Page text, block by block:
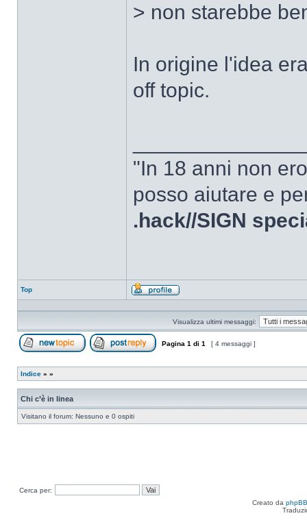
> non starebbe
In origine l'idea
off topic.
"In 18 anni non
posso aiutare e
.hack//SIGN
Top
Profilo
Visualizza ultimi messaggi:
Pagina 1 di 1 [ 4 messaggi ]
Indice » »
Chi c’è in linea
Visitano il forum: Nessuno e 0 ospiti
Cerca per:
Creato da phpBB